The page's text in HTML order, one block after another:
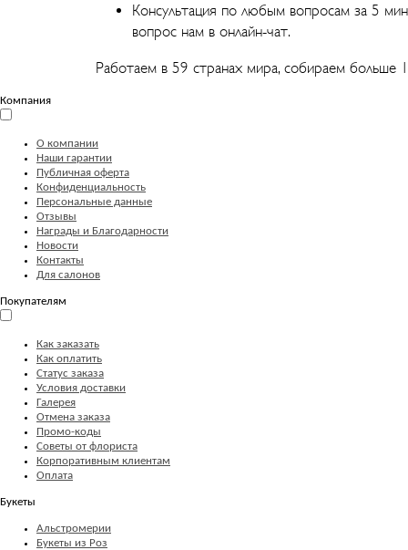
Консультация по любым вопросам за 5
вопрос нам в онлайн-чат.
Работаем в 59 странах мира, собираем больше
Компания
О компании
Наши гарантии
Публичная оферта
Конфиденциальность
Персональные данные
Отзывы
Награды и Благодарности
Новости
Контакты
Для салонов
Покупателям
Как заказать
Как оплатить
Статус заказа
Условия доставки
Галерея
Отмена заказа
Промо-коды
Советы от флориста
Корпоративным клиентам
Оплата
Букеты
Альстромерии
Букеты из Роз